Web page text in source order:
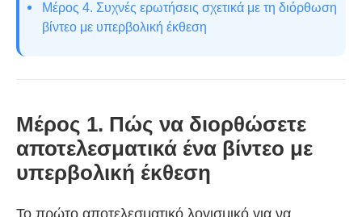
Μέρος 4. Συχνές ερωτήσεις σχετικά με τη διόρθωση
βίντεο με υπερβολική έκθεση
Μέρος 1. Πώς να διορθώσετε
αποτελεσματικά ένα βίντεο με
υπερβολική έκθεση